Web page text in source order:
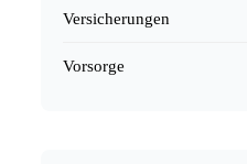
Versicherungen
Vorsorge